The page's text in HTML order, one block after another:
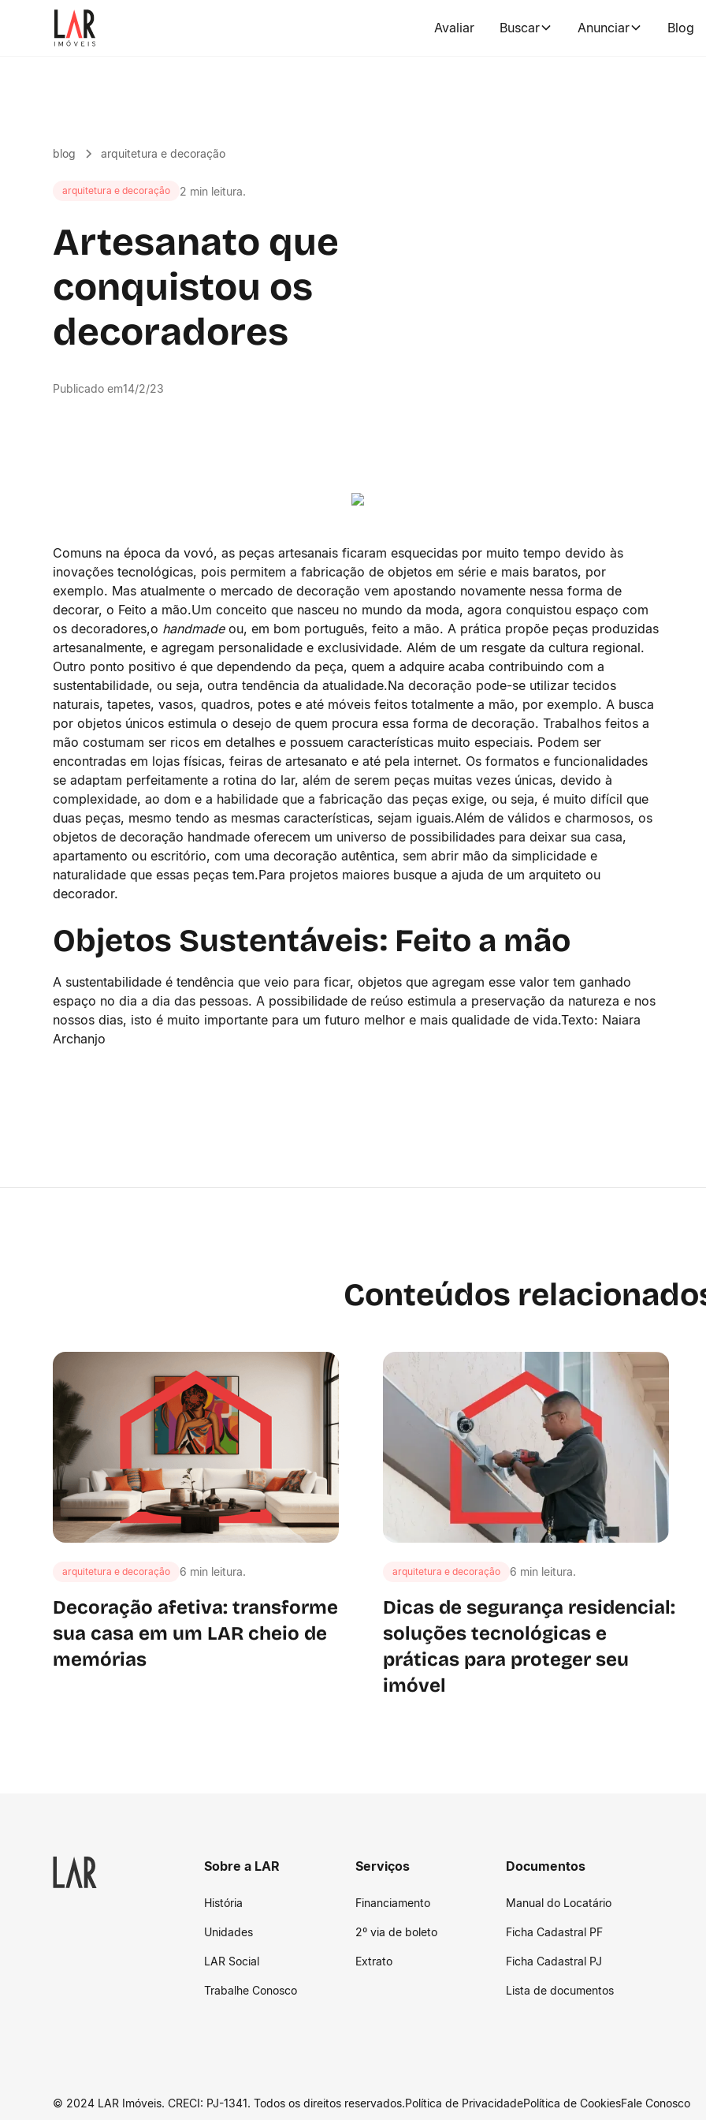
Avaliar Buscar Anunciar Blog
blog arquitetura e decoração
arquitetura e decoração 2 min leitura.
Artesanato que
conquistou os
decoradores
Publicado em14/2/23
Comuns na época da vovó, as peças artesanais ficaram esquecidas por muito tempo devido às
inovações tecnológicas, pois permitem a fabricação de objetos em série e mais baratos, por
exemplo. Mas atualmente o mercado de decoração vem apostando novamente nessa forma de
decorar, o Feito a mão.Um conceito que nasceu no mundo da moda, agora conquistou espaço com
os decoradores,o handmadeou, em bom português, feito a mão. A prática propõe peças produzidas
artesanalmente, e agregam personalidade e exclusividade. Além de um resgate da cultura regional.
Outro ponto positivo é que dependendo da peça, quem a adquire acaba contribuindo com a
sustentabilidade, ou seja, outra tendência da atualidade.Na decoração pode-se utilizar tecidos
naturais, tapetes, vasos, quadros, potes e até móveis feitos totalmente a mão, por exemplo. A busca
por objetos únicos estimula o desejo de quem procura essa forma de decoração. Trabalhos feitos a
mão costumam ser ricos em detalhes e possuem características muito especiais. Podem ser
encontradas em lojas físicas, feiras de artesanato e até pela internet. Os formatos e funcionalidades
se adaptam perfeitamente a rotina do lar, além de serem peças muitas vezes únicas, devido à
complexidade, ao dom e a habilidade que a fabricação das peças exige, ou seja, é muito difícil que
duas peças, mesmo tendo as mesmas características, sejam iguais.Além de válidos e charmosos, os
objetos de decoração handmade oferecem um universo de possibilidades para deixar sua casa,
apartamento ou escritório, com uma decoração autêntica, sem abrir mão da simplicidade e
naturalidade que essas peças tem.Para projetos maiores busque a ajuda de um arquiteto ou
decorador.
Objetos Sustentáveis: Feito a mão
A sustentabilidade é tendência que veio para ficar, objetos que agregam esse valor tem ganhado
espaço no dia a dia das pessoas. A possibilidade de reúso estimula a preservação da natureza e nos
nossos dias, isto é muito importante para um futuro melhor e mais qualidade de vida.Texto: Naiara
Archanjo
Conteúdos
arquitetura e decoração 6 min leitura.
Decoração afetiva: transforme
sua casa em um LAR cheio de
memórias
arquitetura e decoração 6 min leitura.
Dicas de segurança residencial:
soluções tecnológicas e
práticas para proteger seu
imóvel
Sobre a LAR
História
Unidades
LAR Social
Trabalhe Conosco
Serviços
Financiamento
2º via de boleto
Extrato
Documentos
Manual do Locatário
Ficha Cadastral PF
Ficha Cadastral PJ
Lista de documentos
© 2024 LAR Imóveis. CRECI: PJ-1341. Todos os direitos reservados.Política de PrivacidadePolítica de CookiesFale Conosco